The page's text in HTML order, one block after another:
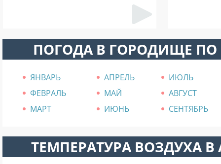
ПОГОДА В ГОРОДИЩЕ
ЯНВАРЬ АПРЕЛЬ
ИЮЛЬ
ФЕВРАЛЬ
МАЙ
АВГУСТ
МАРТ
ИЮНЬ СЕНТЯБРЬ
ТЕМПЕРАТУРА ВОЗДУХА В